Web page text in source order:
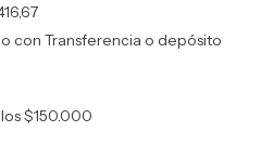
con Transferencia o depósito
los$150.000